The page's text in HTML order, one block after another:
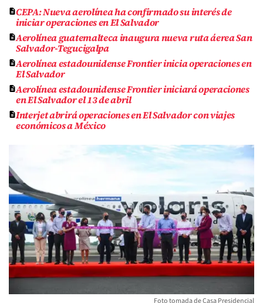
CEPA: Nueva aerolínea ha confirmado su interés de
iniciar operaciones en El Salvador
Aerolínea guatemalteca inaugura nueva ruta áerea San
Salvador-Tegucigalpa
Aerolínea estadounidense Frontier inicia operaciones en
El Salvador
Aerolínea estadounidense Frontier iniciará operaciones
en El Salvador el 13 de abril
Interjet abrirá operaciones en El Salvador con viajes
económicos a México
Foto tomada de Casa Presidencial